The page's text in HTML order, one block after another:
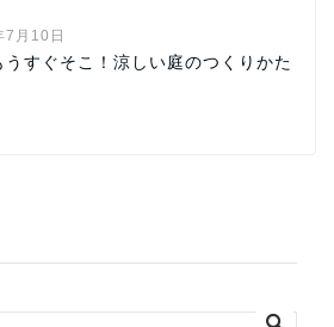
7月10日
うすぐそこ！涼しい庭のつくりかた